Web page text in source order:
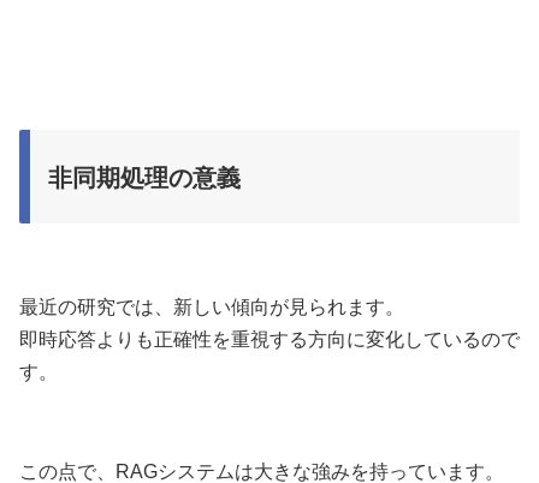
非同期処理の意義
最近の研究では、新しい傾向が見られます。
即時応答よりも正確性を重視する方向に変化しているので
す。
この点で、RAGシステムは大きな強みを持っています。